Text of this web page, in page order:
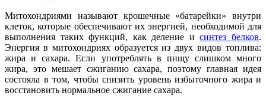
Митохондриями называют крошечные «батарейки» внутри
клеток, которые обеспечивают их энергией, необходимой для
выполнения таких функций, как деление исинтез белков.
Энергия в митохондриях образуется из двух видов топлива:
жира и сахара. Если употреблять в пищу слишком много
жира, это мешает сжиганию сахара, поэтому главная идея
состояла в том, чтобы снизить уровень избыточного жира и
восстановить нормальное сжигание сахара.